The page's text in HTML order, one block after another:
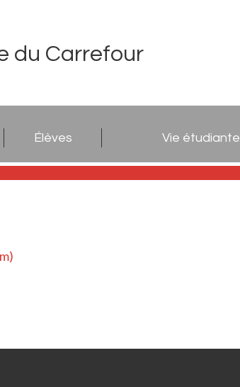
du Carrefour
Élèves Vie étudiante